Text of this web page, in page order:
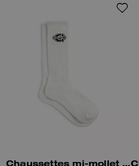
Chaussettes mi-mollet soho